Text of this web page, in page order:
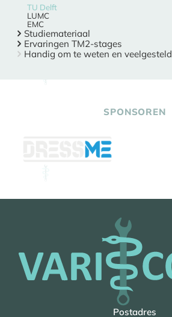
TU Delft
LUMC
EMC
Studiemateriaal
Ervaringen TM2-stages
Handig om te weten en
SPONSOREN
Postadres